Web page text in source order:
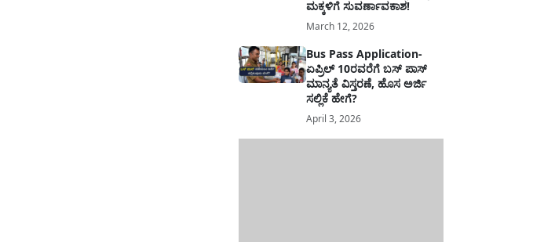
ಮಕ್ಕಳಿಗೆ ಸುವರ್ಣಾವಕಾಶ!
March 12, 2026
Bus Pass Application-
ಏಪ್ರಿಲ್ 10ರವರೆಗೆ ಬಸ್ ಪಾಸ್
ಮಾನ್ಯತೆ ವಿಸ್ತರಣೆ, ಹೊಸ ಅರ್ಜಿ
ಸಲ್ಲಿಕೆ ಹೇಗೆ?
April 3, 2026